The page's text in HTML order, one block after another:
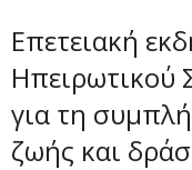
Επετειακή
Ηπειρωτικού
για τη
ζωής και